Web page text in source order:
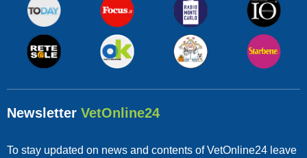
Newsletter VetOnline24
To stay updated on news and contents of VetOnline24 leave